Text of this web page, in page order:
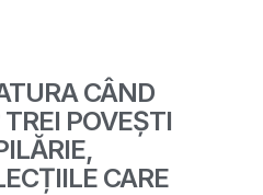
CÂND
POVEȘTI
CARE